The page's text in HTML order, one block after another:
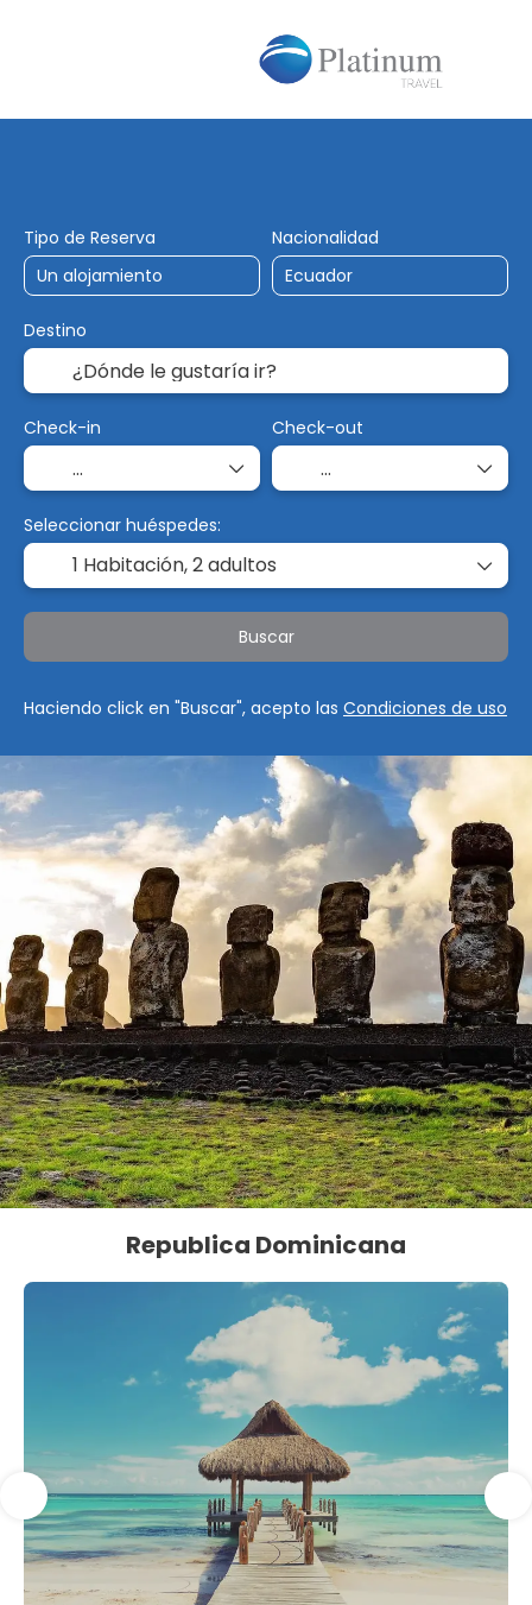
Tipo de Reserva Nacionalidad
Destino
Check-in Check-out
Seleccionar huéspedes:
1 Habitación,2 adultos
Buscar
Haciendo click en "Buscar", acepto las Condiciones de uso
Republica Dominicana